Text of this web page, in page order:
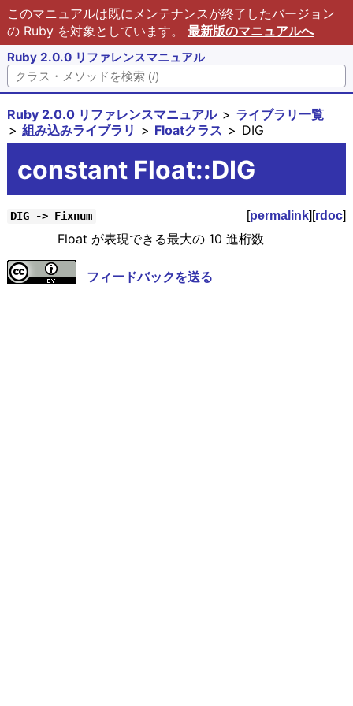
このマニュアルは既にメンテナンスが終了したバージョン
の Ruby を対象としています。 最新版のマニュアルへ
Ruby 2.0.0 リファレンスマニュアル
Ruby 2.0.0 リファレンスマニュアル
ライブラリ一覧
組み込みライブラリ
Floatクラス DIG
constant Float::DIG
DIG -> Fixnum [permalink][rdoc]
Float が表現できる最大の 10 進桁数
フィードバックを送る